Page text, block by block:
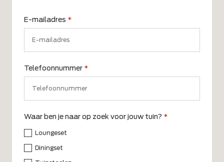
E-mailadres *
Telefoonnummer *
Waar ben je naar op zoek voor jouw tuin? *
Loungeset
Diningset